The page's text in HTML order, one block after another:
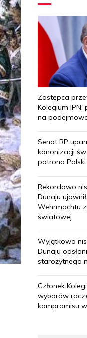
Zastępca
Kolegium IPN:
na
Senat RP
kanonizacji
patrona
Rekordowo
Dunaju
Wehrmachtu
światowej
Wyjątkowo
Dunaju
starożytnego
Członek
wyborów
kompromisu